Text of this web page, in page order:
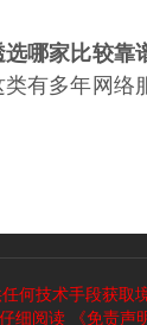
哪家比较靠
有多年网
何技术手段获
仔细阅读
《免责声